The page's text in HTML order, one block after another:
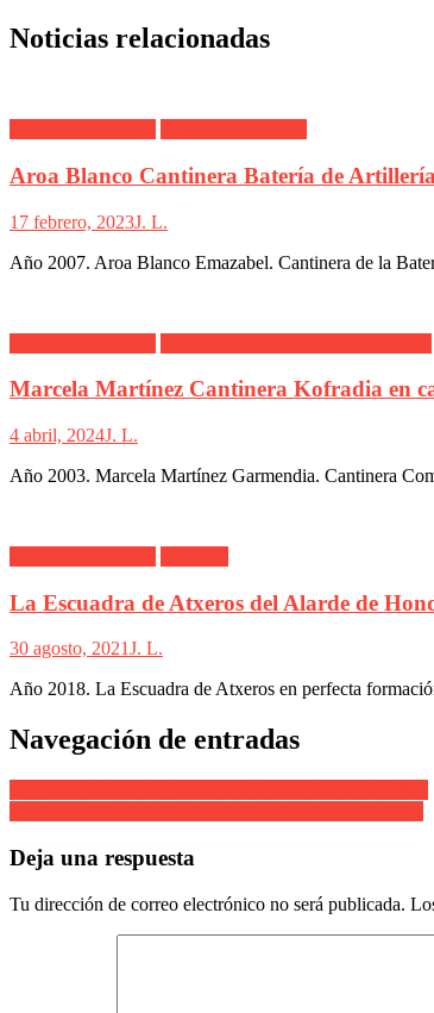
Noticias relacionadas
Aroa Blanco Cantinera Batería de
17 febrero, 2023J. L.
Año 2007. Aroa Blanco Emazabel. Cantinera de la
Marcela Martínez Cantinera Kofradia en
4 abril, 2024J. L.
Año 2003. Marcela Martínez Garmendia. Cantinera
La Escuadra de Atxeros del Alarde de
30 agosto, 2021J. L.
Año 2018. La Escuadra de Atxeros en perfecta
Navegación de entradas
Deja una respuesta
Tu dirección de correo electrónico no será publicada.